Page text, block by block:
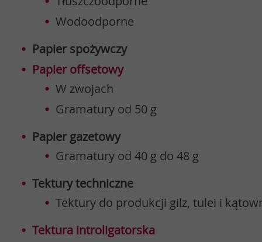
Wodoodporne
Papier spożywczy
Papier offsetowy
W zwojach
Gramatury od 50 g
Papier gazetowy
Gramatury od 40 g do 48 g
Tektury techniczne
Tektury do produkcji gilz, tulei i
Tektura introligatorska